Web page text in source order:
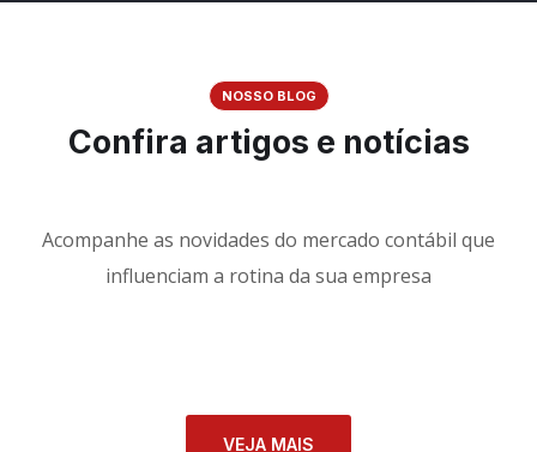
NOSSO BLOG
Confira artigos e notícias
Acompanhe as novidades do mercado contábil que
influenciam a rotina da sua empresa
VEJA MAIS